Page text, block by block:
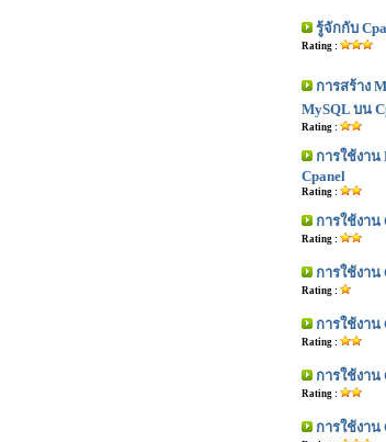
รู้จักกับ
Rating :
การสร้าง
MySQL บน
Rating :
การใช้งาน
Cpanel
Rating :
การใช้งาน
Rating :
การใช้งาน
Rating :
การใช้งาน
Rating :
การใช้งาน
Rating :
การใช้งาน